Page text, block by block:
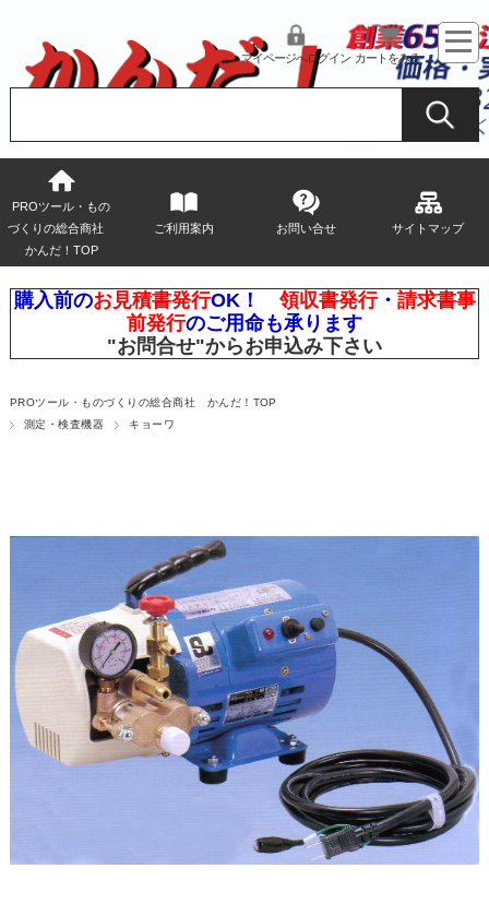
マイページへログイン カートをみる
PROツール・もの
づくりの総合商社
かんだ！TOP
ご利用案内 お問い合せ サイトマップ
購入前のお見積書発行OK！ 領収書発行・ 請求書事
前発行のご用命も承ります
"お問合せ"からお申込み下さい
PROツール・ものづくりの総合商社 かんだ！TOP
測定・検査機器
キョーワ